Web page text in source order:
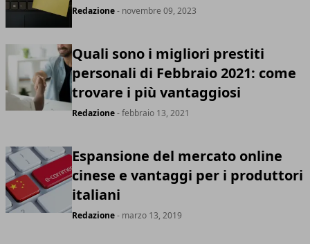
Redazione- novembre 09, 2023
Quali sono i migliori prestiti
personali di Febbraio 2021: come
trovare i più vantaggiosi
Redazione- febbraio 13, 2021
Espansione del mercato online
cinese e vantaggi per i produttori
italiani
Redazione- marzo 13, 2019